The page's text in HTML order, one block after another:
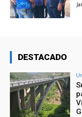
DESTACADO